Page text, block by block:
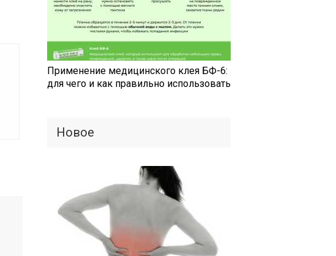
Применение медицинского клея БФ-6:
для чего и как правильно использовать
Новое